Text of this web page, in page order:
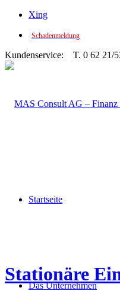
Xing
Schadenmeldung
Kundenservice: T. 0 62 21/
Startseite
Das Unternehmen
Stationäre